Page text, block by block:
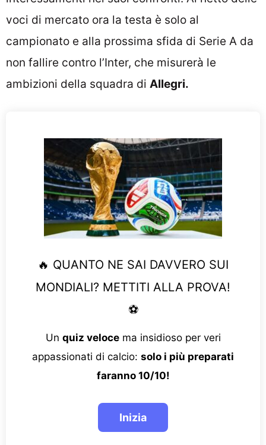
voci di mercato ora la testa è solo al
campionato e alla prossima sfida di Serie A da
non fallire contro l’Inter, che misurerà le
ambizioni della squadra di Allegri.
🔥 QUANTO NE SAI DAVVERO SUI
MONDIALI? METTITI ALLA PROVA!
⚽
Un quiz velocema insidioso per veri
appassionati di calcio: solo i più preparati
faranno 10/10!